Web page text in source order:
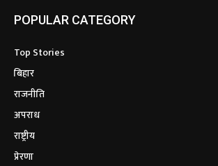
POPULAR CATEGORY
Top Stories
बिहार
राजनीति
अपराध
राष्ट्रीय
प्रेरणा